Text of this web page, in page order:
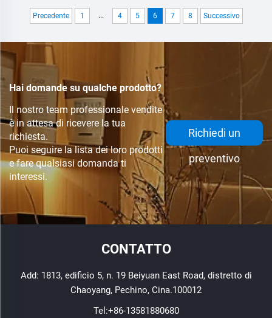
Precedente 1 ... 4 5 6 7 8 Successivo
Hai domande su qualche prodotto?
Il nostro team professionale vendite
è in attesa di ricevere la tua
richiesta.
Puoi seguire la lista dei loro prodotti
e fare qualsiasi domanda ti
interessi.
Richiedi un
preventivo
CONTATTO
Add: 1813, edificio 5, n. 19 Beiyuan East Road, distretto di
Chaoyang, Pechino, Cina.100012
Tel:+86-13581880680